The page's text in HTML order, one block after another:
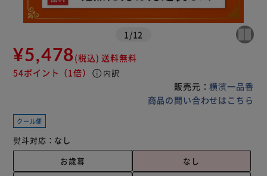
1 /12
¥5,478(税込) 送料無料
54ポイント （1倍） info 内訳
販売元：横濱一品香
商品の問い合わせはこちら
クール便
熨斗対応： なし
お歳暮
なし